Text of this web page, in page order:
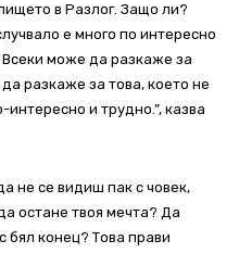
в Разлог. Защо ли?
е много по интересно
Всеки може да разкаже за
разкаже за това, което не
и трудно.”, казва
не се видиш пак с човек,
остане твоя мечта? Да
бял конец? Това прави